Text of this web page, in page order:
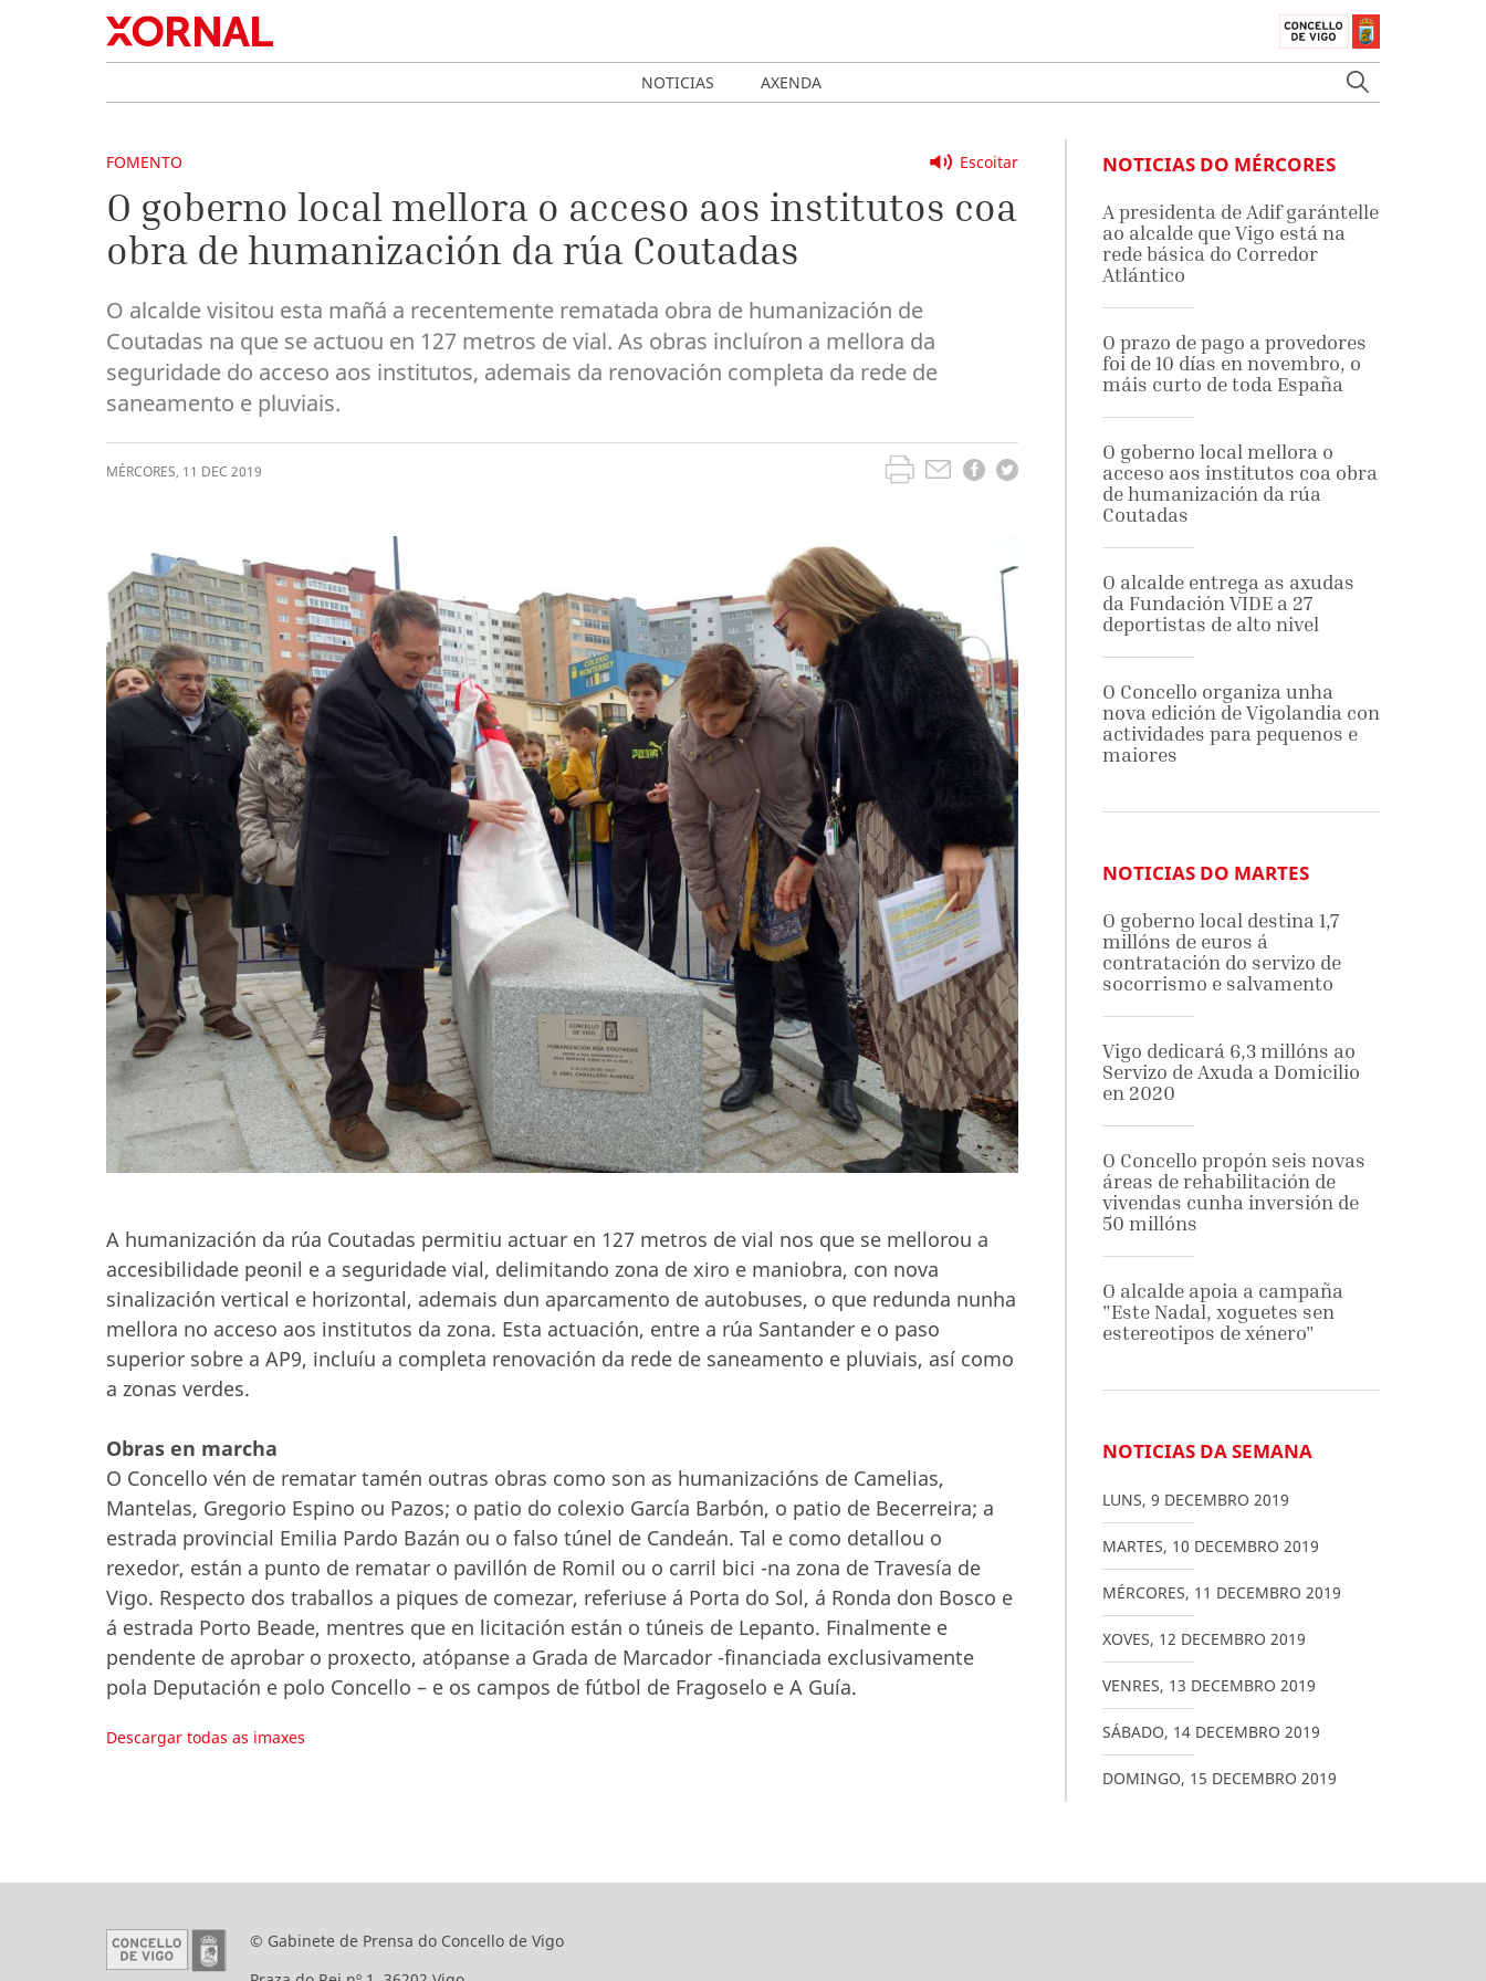
NOTICIAS AXENDA
Escoitar
FOMENTO
O goberno local mellora o acceso aos institutos coa
obra de humanización da rúa Coutadas
O alcalde visitou esta mañá a recentemente rematada obra de humanización de
Coutadas na que se actuou en 127 metros de vial. As obras incluíron a mellora da
seguridade do acceso aos institutos, ademais da renovación completa da rede de
saneamento e pluviais.
MÉRCORES, 11 DEC 2019
A humanización da rúa Coutadas permitiu actuar en 127 metros de vial nos que se mellorou a
accesibilidade peonil e a seguridade vial, delimitando zona de xiro e maniobra, con nova
sinalización vertical e horizontal, ademais dun aparcamento de autobuses, o que redunda nunha
mellora no acceso aos institutos da zona. Esta actuación, entre a rúa Santander e o paso
superior sobre a AP9, incluíu a completa renovación da rede de saneamento e pluviais, así como
a zonas verdes.
Obras en marcha
O Concello vén de rematar tamén outras obras como son as humanizacións de Camelias,
Mantelas, Gregorio Espino ou Pazos; o patio do colexio García Barbón, o patio de Becerreira; a
estrada provincial Emilia Pardo Bazán ou o falso túnel de Candeán. Tal e como detallou o
rexedor, están a punto de rematar o pavillón de Romil ou o carril bici -na zona de Travesía de
Vigo. Respecto dos traballos a piques de comezar, referiuse á Porta do Sol, á Ronda don Bosco e
á estrada Porto Beade, mentres que en licitación están o túneis de Lepanto. Finalmente e
pendente de aprobar o proxecto, atópanse a Grada de Marcador -financiada exclusivamente
pola Deputación e polo Concello – e os campos de fútbol de Fragoselo e A Guía.
Descargar todas as imaxes
NOTICIAS DO MÉRCORES
A presidenta de Adif garántelle
ao alcalde que Vigo está na
rede básica do Corredor
Atlántico
O prazo de pago a provedores
foi de 10 días en novembro, o
máis curto de toda España
O goberno local mellora o
acceso aos institutos coa obra
de humanización da rúa
Coutadas
O alcalde entrega as axudas
da Fundación VIDE a 27
deportistas de alto nivel
O Concello organiza unha
nova edición de Vigolandia con
actividades para pequenos e
maiores
NOTICIAS DO MARTES
O goberno local destina 1,7
millóns de euros á
contratación do servizo de
socorrismo e salvamento
Vigo dedicará 6,3 millóns ao
Servizo de Axuda a Domicilio
en 2020
O Concello propón seis novas
áreas de rehabilitación de
vivendas cunha inversión de
50 millóns
O alcalde apoia a campaña
"Este Nadal, xoguetes sen
estereotipos de xénero"
NOTICIAS DA SEMANA
LUNS, 9 DECEMBRO 2019
MARTES, 10 DECEMBRO 2019
MÉRCORES, 11 DECEMBRO 2019
XOVES, 12 DECEMBRO 2019
VENRES, 13 DECEMBRO 2019
SÁBADO, 14 DECEMBRO 2019
DOMINGO, 15 DECEMBRO 2019
© Gabinete de Prensa do Concello de Vigo